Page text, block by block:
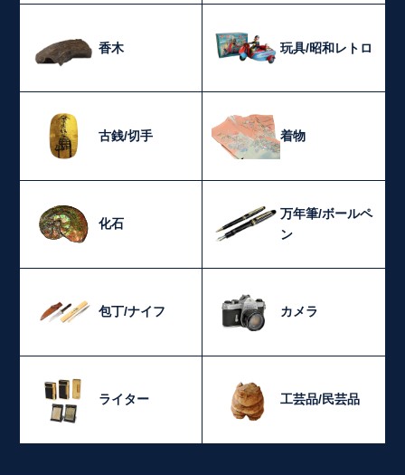
香木 玩具/昭和レトロ
古銭/切手 着物
化石
万年筆/ボールペ
ン
包丁/ナイフ カメラ
ライター 工芸品/民芸品